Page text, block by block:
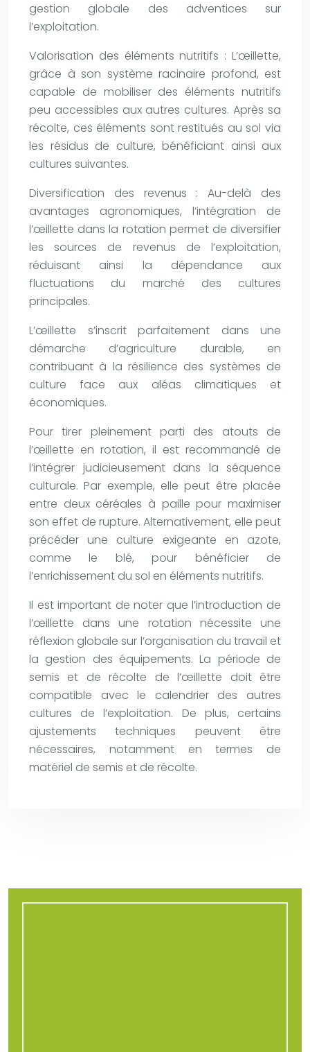
gestion globale des adventices sur
l’exploitation.
Valorisation des éléments nutritifs : L’œillette,
grâce à son système racinaire profond, est
capable de mobiliser des éléments nutritifs
peu accessibles aux autres cultures. Après sa
récolte, ces éléments sont restitués au sol via
les résidus de culture, bénéficiant ainsi aux
cultures suivantes.
Diversification des revenus : Au-delà des
avantages agronomiques, l’intégration de
l’œillette dans la rotation permet de diversifier
les sources de revenus de l’exploitation,
réduisant ainsi la dépendance aux
fluctuations du marché des cultures
principales.
L’œillette s’inscrit parfaitement dans une
démarche d’agriculture durable, en
contribuant à la résilience des systèmes de
culture face aux aléas climatiques et
économiques.
Pour tirer pleinement parti des atouts de
l’œillette en rotation, il est recommandé de
l’intégrer judicieusement dans la séquence
culturale. Par exemple, elle peut être placée
entre deux céréales à paille pour maximiser
son effet de rupture. Alternativement, elle peut
précéder une culture exigeante en azote,
comme le blé, pour bénéficier de
l’enrichissement du sol en éléments nutritifs.
Il est important de noter que l’introduction de
l’œillette dans une rotation nécessite une
réflexion globale sur l’organisation du travail et
la gestion des équipements. La période de
semis et de récolte de l’œillette doit être
compatible avec le calendrier des autres
cultures de l’exploitation. De plus, certains
ajustements techniques peuvent être
nécessaires, notamment en termes de
matériel de semis et de récolte.